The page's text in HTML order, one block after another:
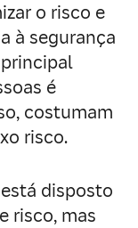
o risco e
à segurança
é
costumam
risco.
está disposto
risco, mas